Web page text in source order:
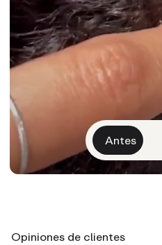
Antes
Opiniones de clientes